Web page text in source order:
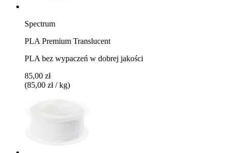
Spectrum
PLA Premium Translucent
PLA bez wypaczeń w dobrej jakości
85,00 zł
(85,00 zł / kg)